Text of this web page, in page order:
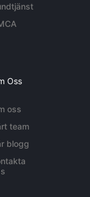
Oss
oss
team
blogg